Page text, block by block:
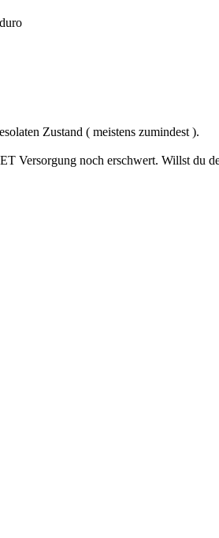
Zustand ( meistens zumindest ).
Versorgung noch erschwert. Willst du